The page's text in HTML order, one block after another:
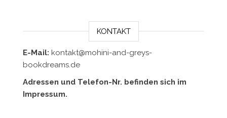
KONTAKT
E-Mail: kontakt@mohini-and-greys-
bookdreams.de
Adressen und Telefon-Nr. befinden sich im
Impressum.